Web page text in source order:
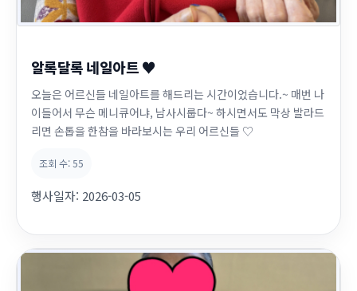
알록달록 네일아트 ♥
오늘은 어르신들 네일아트를 해드리는 시간이었습니다.~ 매번 나
이들어서 무슨 메니큐어냐, 남사시룹다~ 하시면서도 막상 발라드
리면 손톱을 한참을 바라보시는 우리 어르신들 ♡
조회 수:55
행사일자: 2026-03-05